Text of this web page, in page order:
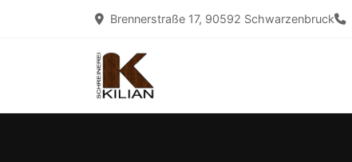
Brennerstraße 17, 90592 Schwarzenbruck